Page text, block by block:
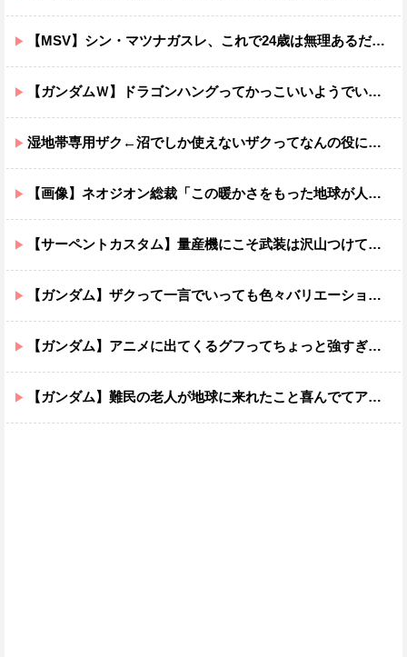
【MSV】シン・マツナガスレ、これで24歳は無理あるだろ…
【ガンダムＷ】ドラゴンハングってかっこいいようでいて実は全然かっこよくないのでは？
湿地帯専用ザク←沼でしか使えないザクってなんの役に立つ設定なんだ？
【画像】ネオジオン総裁「この暖かさをもった地球が人間さえ破壊するんだ（汗だく）」
【サーペントカスタム】量産機にこそ武装は沢山つけてほしいよね
【ガンダム】ザクって一言でいっても色々バリエーションがあるよね
【ガンダム】アニメに出てくるグフってちょっと強すぎじゃない？
【ガンダム】難民の老人が地球に来れたこと喜んでてアレ？連邦もやってることヤバくない？ってなる